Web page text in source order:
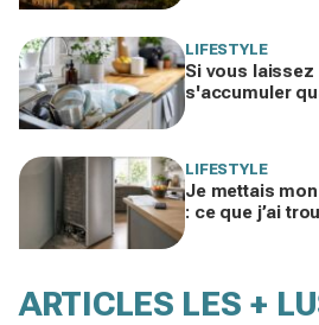
LIFESTYLE
Si vous
s'accumuler
LIFESTYLE
Je mettais
: ce que j’ai
ARTICLES LES +